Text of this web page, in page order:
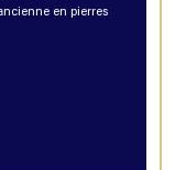
en pierres